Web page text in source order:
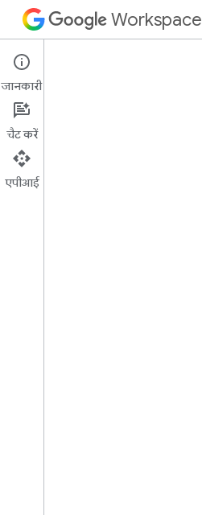
Workspace
Marketplace
खास जानकारी
जानकारी
चैट करें
एपीआई